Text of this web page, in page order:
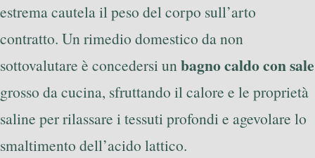
estrema cautela il peso del corpo sull’arto
contratto. Un rimedio domestico da non
sottovalutare è concedersi unbagno caldo con sale
grosso da cucina, sfruttando il calore e le proprietà
saline per rilassare i tessuti profondi e agevolare lo
smaltimento dell’acido lattico.